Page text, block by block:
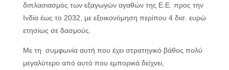
διπλασιασμός των εξαγωγών αγαθών της Ε.Ε. προς την
Ινδία έως το 2032, με εξοικονόμηση περίπου 4 δισ. ευρώ
ετησίως σε δασμούς.
Με τη συμφωνία αυτή που έχει στρατηγικό βάθος πολύ
μεγαλύτερο από αυτό που εμπορικά δείχνει,